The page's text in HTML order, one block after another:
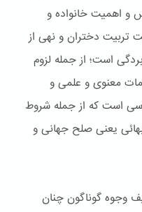
و اهمیت خانواده و
تربیت دختران و نهی از
است؛ از جمله لزوم
معنوی و علمی و
است که از جمله شروط
یعنی صلح جهانی و
وجوه گوناگون چنان